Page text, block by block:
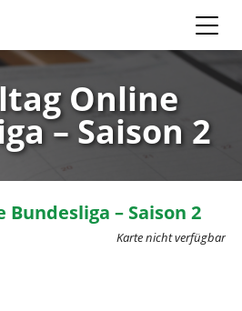
Online
– Saison 2
– Saison 2
Karte nicht verfügbar